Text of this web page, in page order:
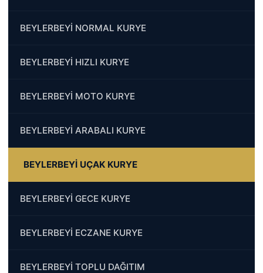
BEYLERBEYİ NORMAL KURYE
BEYLERBEYİ HIZLI KURYE
BEYLERBEYİ MOTO KURYE
BEYLERBEYİ ARABALI KURYE
BEYLERBEYİ UÇAK KURYE
BEYLERBEYİ GECE KURYE
BEYLERBEYİ ECZANE KURYE
BEYLERBEYİ TOPLU DAĞITIM